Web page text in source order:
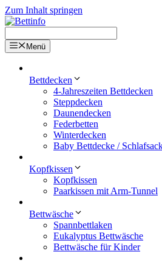
Zum Inhalt springen
Menü
Bettdecken
4-Jahreszeiten Bettdecken
Steppdecken
Daunendecken
Federbetten
Winterdecken
Baby Bettdecke /
Kopfkissen
Kopfkissen
Paarkissen mit Arm-Tunnel
Bettwäsche
Spannbettlaken
Eukalyptus Bettwäsche
Bettwäsche für Kinder